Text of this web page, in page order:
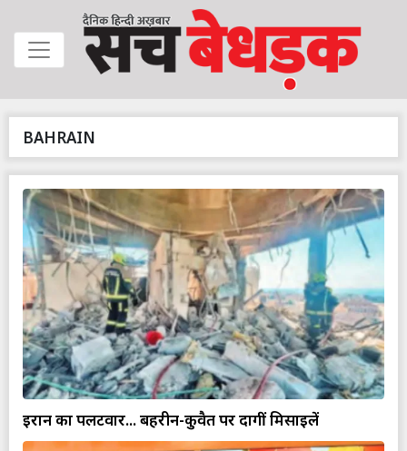
BAHRAIN
ईरान का पलटवार... बहरीन-कुवैत पर दागीं मिसाइलें